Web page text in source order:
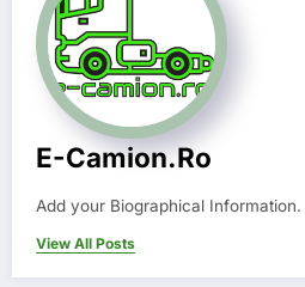
E-Camion.ro
Add your Biographical Information.
View All Posts